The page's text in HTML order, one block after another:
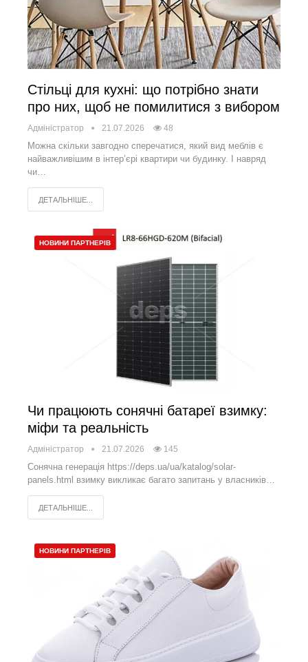
Стільці для кухні: що потрібно знати
про них, щоб не помилитися з вибором
Адміністратор 21.07.2026 48
Можна скільки завгодно сперечатися, який вид меблів є
найважливішим в інтер’єрі квартири чи будинку. І навряд
чи…
ДЕТАЛЬНІШЕ...
НОВИНИ ПАРТНЕРІВ
Чи працюють сонячні батареї взимку:
міфи та реальність
Адміністратор 21.07.2026 145
Сонячна генерація https://deps.ua/ua/katalog/solar-
panels.html взимку викликає багато запитань у власників…
ДЕТАЛЬНІШЕ...
НОВИНИ ПАРТНЕРІВ